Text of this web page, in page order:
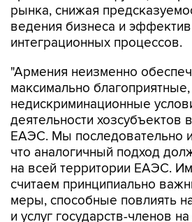
рынка, снижая
ведения бизнеса и
интеграционных процессов.
"Армения неизменно
максимально
недискриминационные
деятельности хозсубъектов
ЕАЭС. Мы последовательно
что аналогичный подход
на всей территории ЕАЭС.
считаем принципиально
меры, способные повлиять
и услуг государств-членов